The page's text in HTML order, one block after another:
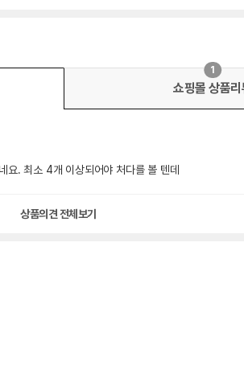
쇼핑몰 상품리
1
. 최소 4개 이상되어야 처다를 볼 텐데
상품의견 전체보기